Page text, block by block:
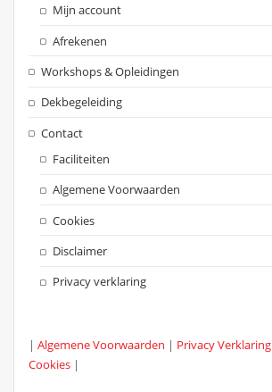
Mijn account
Afrekenen
Workshops & Opleidingen
Dekbegeleiding
Contact
Faciliteiten
Algemene Voorwaarden
Cookies
Disclaimer
Privacy verklaring
|Algemene Voorwaarden | Privacy Verklaring
Cookies |